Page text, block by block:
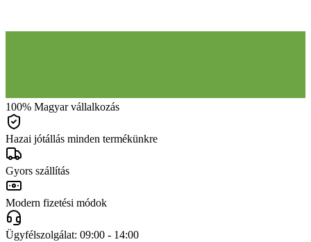
100% Magyar vállalkozás
Hazai jótállás minden termékünkre
Gyors szállítás
Modern fizetési módok
Ügyfélszolgálat: 09:00 - 14:00